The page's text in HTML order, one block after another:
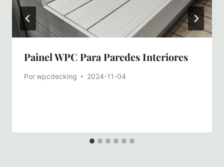
Painel WPC Para Paredes Interiores
Porwpcdecking 2024-11-04